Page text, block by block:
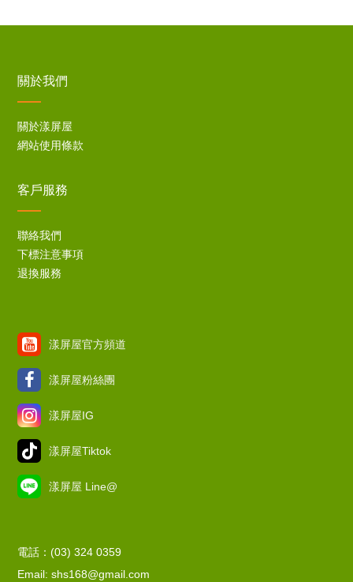
關於我們
關於漾屏屋
網站使用條款
客戶服務
聯絡我們
下標注意事項
退換服務
漾屏屋官方頻道
漾屏屋粉絲團
漾屏屋IG
漾屏屋Tiktok
漾屏屋 Line@
電話：(03) 324 0359
Email: shs168@gmail.com